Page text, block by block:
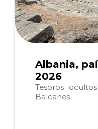
Albania,
2026
Tesoros
Balcanes